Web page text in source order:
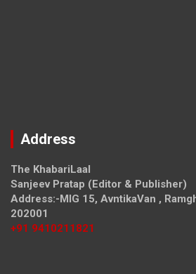
Address
The KhabariLaal
Sanjeev Pratap (Editor & Publisher)
Address:-MIG 15, AvntikaVan ,
202001
+91 9410211821